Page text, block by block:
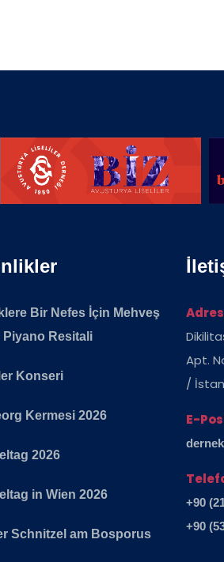
Bir Nefes İçin Mehveş
Piyano Resitali
Konseri
Kermesi 2026
2026
in Wien 2026
Schnitzel am Bosporus
Apt.
/
E-
+90
+90